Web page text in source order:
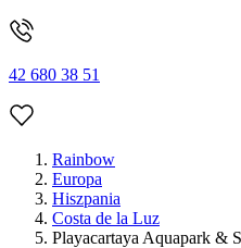
42 680 38 51
Rainbow
Europa
Hiszpania
Costa de la Luz
Playacartaya Aquapark &